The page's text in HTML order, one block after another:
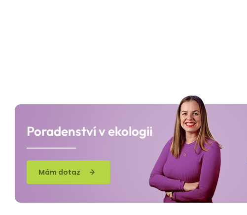
Poradenství v ekologii
Mám dotaz